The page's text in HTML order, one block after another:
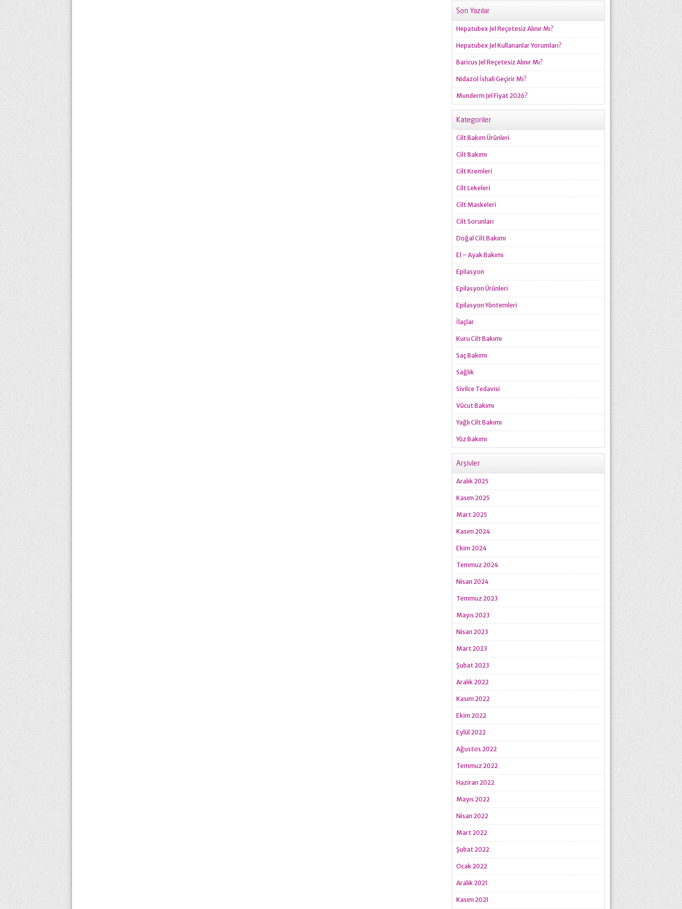
Son Yazılar
Hepatubex Jel Reçetesiz Alınır Mı?
Hepatubex Jel Kullananlar Yorumları?
Baricus Jel Reçetesiz Alınır Mı?
Nidazol İshali Geçirir Mi?
Munderm Jel Fiyat 2026?
Kategoriler
Cilt Bakım Ürünleri
Cilt Bakımı
Cilt Kremleri
Cilt Lekeleri
Cilt Maskeleri
Cilt Sorunları
Doğal Cilt Bakımı
El – Ayak Bakımı
Epilasyon
Epilasyon Ürünleri
Epilasyon Yöntemleri
İlaçlar
Kuru Cilt Bakımı
Saç Bakımı
Sağlık
Sivilce Tedavisi
Vücut Bakımı
Yağlı Cilt Bakımı
Yüz Bakımı
Arşivler
Aralık 2025
Kasım 2025
Mart 2025
Kasım 2024
Ekim 2024
Temmuz 2024
Nisan 2024
Temmuz 2023
Mayıs 2023
Nisan 2023
Mart 2023
Şubat 2023
Aralık 2022
Kasım 2022
Ekim 2022
Eylül 2022
Ağustos 2022
Temmuz 2022
Haziran 2022
Mayıs 2022
Nisan 2022
Mart 2022
Şubat 2022
Ocak 2022
Aralık 2021
Kasım 2021